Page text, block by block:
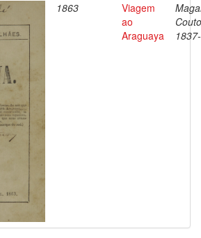
1863
Viagem
ao
Araguaya